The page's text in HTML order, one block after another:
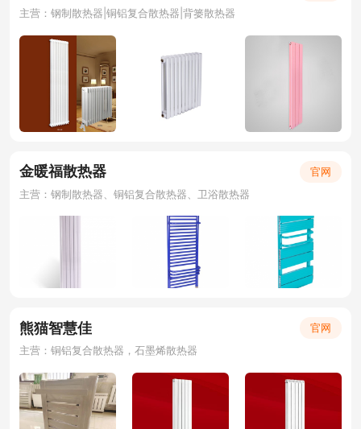
主营：钢制散热器|铜铝复合散热器|背篓散热器
金暖福散热器
官网
主营：钢制散热器、铜铝复合散热器、卫浴散热器
熊猫智慧佳
官网
主营：铜铝复合散热器，石墨烯散热器